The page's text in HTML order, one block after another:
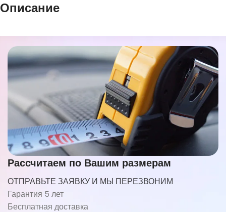
Описание
Рассчитаем по Вашим размерам
ОТПРАВЬТЕ ЗАЯВКУ И МЫ ПЕРЕЗВОНИМ
Гарантия 5 лет
Бесплатная доставка